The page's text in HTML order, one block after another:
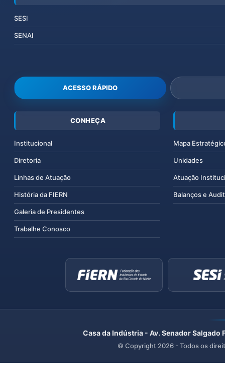
SESI
SENAI
ACESSO RÁPIDO
CONHEÇA
Institucional
Diretoria
Linhas de Atuação
História da FIERN
Galeria de Presidentes
Trabalhe Conosco
Mapa
Unidades
Atuação
Balanços e
Casa da Indústria - Av. Senador
© Copyright 2026 - Todos os